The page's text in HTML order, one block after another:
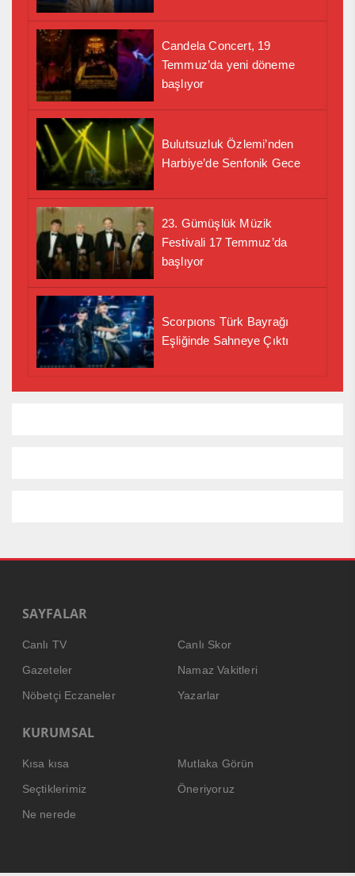
Candela Concert, 19
Temmuz’da yeni döneme
başlıyor
Bulutsuzluk Özlemi’nden
Harbiye’de Senfonik Gece
23. Gümüşlük Müzik
Festivali 17 Temmuz’da
başlıyor
Scorpıons Türk Bayrağı
Eşliğinde Sahneye Çıktı
SAYFALAR
Canlı TV
Canlı Skor
Gazeteler
Namaz Vakitleri
Nöbetçi Eczaneler
Yazarlar
KURUMSAL
Kısa kısa
Mutlaka Görün
Seçtiklerimiz
Öneriyoruz
Ne nerede